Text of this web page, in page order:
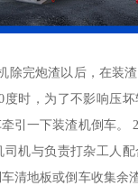
除完炮渣以后，在装
度时，为了不影响压
引一下装渣机倒车。
司机与负责打杂工人
清地板或倒车收集余